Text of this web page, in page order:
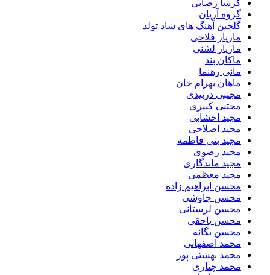
گرشا رضایی
گروه آریان
گلچین آهنگ های شاد تولد
مازیار فلاحی
مازیار لشنی
ماکان بند
مانی رهنما
ماهان بهرام خان
مجتبی دربیدی
مجتبی کبیری
مجید اخشابی
مجید اصلاحی
مجید بنی فاطمه
مجید رضوی
مجید ماندگاری
مجید معظمی
محسن ابراهیم زاده
محسن چاوشی
محسن لرستانی
محسن یاحقی
محسن یگانه
محمد اصفهانی
محمد بهشتی پور
محمد چناری